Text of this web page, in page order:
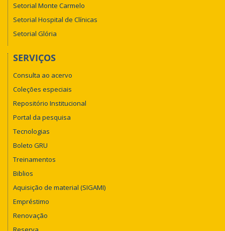
Setorial Monte Carmelo
Setorial Hospital de Clínicas
Setorial Glória
SERVIÇOS
Consulta ao acervo
Coleções especiais
Repositório Institucional
Portal da pesquisa
Tecnologias
Boleto GRU
Treinamentos
Biblios
Aquisição de material (SIGAMI)
Empréstimo
Renovação